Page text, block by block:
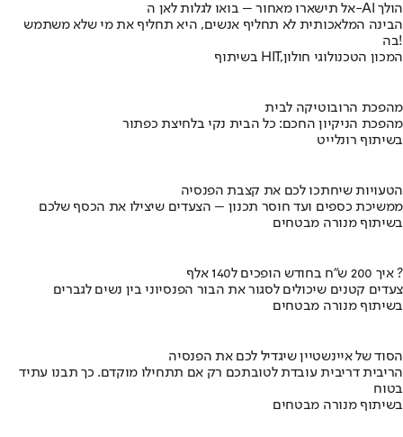
אל תישארו מאחור – בואו לגלות לאן ה-AI הולך
הבינה המלאכותית לא תחליף אנשים, היא תחליף את מי שלא משתמש
בה!
בשיתוף HIT,המכון הטכנולוגי חולון
מהפכת הרובוטיקה לבית
מהפכת הניקיון החכם: כל הבית נקי בלחיצת כפתור
בשיתוף רונלייט
הטעויות שיחתכו לכם את קצבת הפנסיה
ממשיכת כספים ועד חוסר תכנון – הצעדים שיצילו את הכסף שלכם
בשיתוף מנורה מבטחים
איך 200 ש"ח בחודש הופכים ל140 אלף ?
צעדים קטנים שיכולים לסגור את הבור הפנסיוני בין נשים לגברים
בשיתוף מנורה מבטחים
הסוד של איינשטיין שיגדיל לכם את הפנסיה
הריבית דריבית עובדת לטובתכם רק אם תתחילו מוקדם. כך תבנו עתיד
בטוח
בשיתוף מנורה מבטחים